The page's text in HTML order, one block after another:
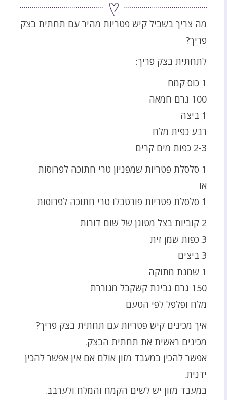
מה צריך בשביל קיש פטריות מהיר עם תחתית בצק
פריך?
לתחתית בצק פריך:
1 כוס קמח
100 גרם חמאה
1 ביצה
רבע כפית מלח
2-3 כפות מים קרים
1 סלסלת פטריות שמפניון טרי חתוכה לפרוסות
או
1 סלסלת פטריות פורטבלו טרי חתוכה לפרוסות
2 קוביות בצל מטוגן של שום דורות
3 כפות שמן זית
3 ביצים
1 שמנת מתוקה
150 גרם גבינת קשקבל מגוררת
מלח ופלפל לפי הטעם
איך מכינים קיש פטריות עם תחתית בצק פריך?
מכינים ראשית את תחתית הבצק.
אפשר להכין במעבד מזון אולם אם אין אפשר להכין
ידנית.
במעבד מזון יש לשים הקמח והמלח ולערבב.